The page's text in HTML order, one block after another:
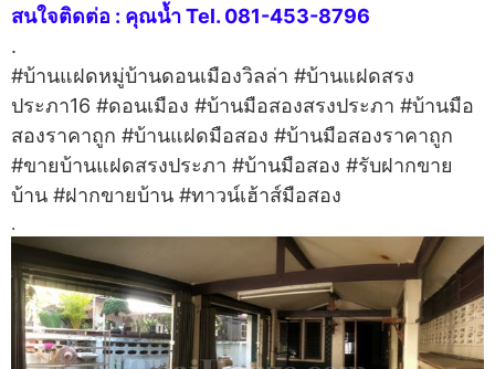
สนใจติดต่อ : คุณน้ำ Tel. 081-453-8796
.
#บ้านแฝดหมู่บ้านดอนเมืองวิลล่า #บ้านแฝดสรง
ประภา16 #ดอนเมือง #บ้านมือสองสรงประภา #บ้านมือ
สองราคาถูก #บ้านแฝดมือสอง #บ้านมือสองราคาถูก
#ขายบ้านแฝดสรงประภา #บ้านมือสอง #รับฝากขาย
บ้าน #ฝากขายบ้าน #ทาวน์เฮ้าส์มือสอง
.